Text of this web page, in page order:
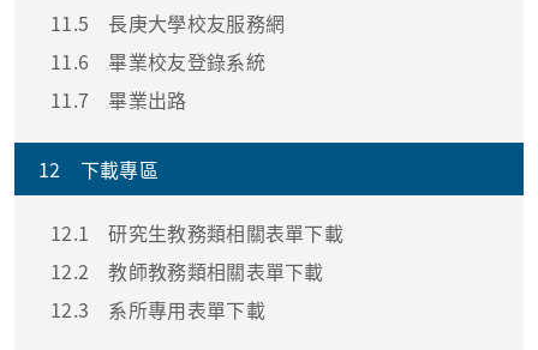
11.5
長庚大學校友服務網
11.6
畢業校友登錄系統
11.7
畢業出路
12 下載專區
12.1
研究生教務類相關表單下載
12.2
教師教務類相關表單下載
12.3
系所專用表單下載